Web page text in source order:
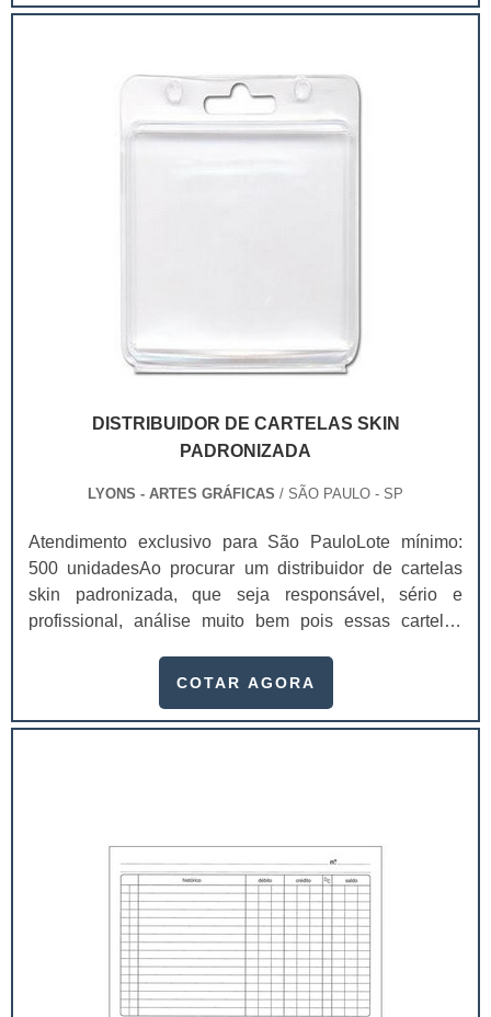
extremamente competitivo, assim, as embalagens
DISTRIBUIDOR DE CARTELAS SKIN
PADRONIZADA
LYONS - ARTES GRÁFICAS / SÃO PAULO - SP
Atendimento exclusivo para São PauloLote mínimo:
500 unidadesAo procurar um distribuidor de cartelas
skin padronizada, que seja responsável, sério e
profissional, análise muito bem pois essas cartelas
produto.A busca por empresas sérias para adquirir esse
podem assegurar aos clientes características pontuais
COTAR AGORA